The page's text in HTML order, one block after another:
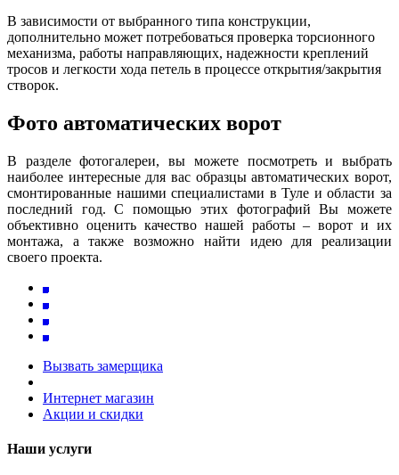
В зависимости от выбранного типа конструкции,
дополнительно может потребоваться проверка торсионного
механизма, работы направляющих, надежности креплений
тросов и легкости хода петель в процессе открытия/закрытия
створок.
Фото автоматических ворот
В разделе фотогалереи, вы можете посмотреть и выбрать
наиболее интересные для вас образцы автоматических ворот,
смонтированные нашими специалистами в Туле и области за
последний год. С помощью этих фотографий Вы можете
объективно оценить качество нашей работы – ворот и их
монтажа, а также возможно найти идею для реализации
своего проекта.
Вызвать замерщика
Интернет магазин
Акции и скидки
Наши услуги